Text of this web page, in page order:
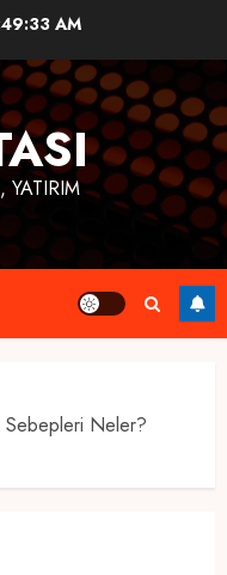
AM
YATIRIM
Sebepleri Neler?